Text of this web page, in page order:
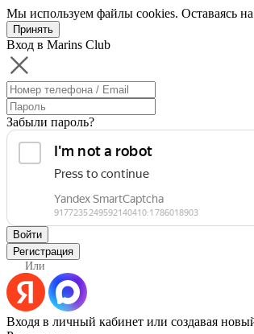
Мы используем файлы cookies. Оставаясь на
Принять
Вход в Marins Club
Забыли пароль?
Войти
Регистрация
Или
Входя в личный кабинет или создавая